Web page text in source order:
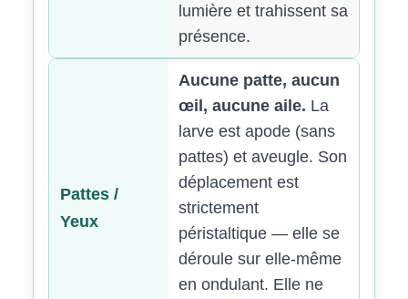
lumière et trahissent sa
présence.
Pattes /
Yeux
Aucune patte, aucun
œil, aucune aile. La
larve est apode (sans
pattes) et aveugle. Son
déplacement est
strictement
péristaltique — elle se
déroule sur elle-même
en ondulant. Elle ne